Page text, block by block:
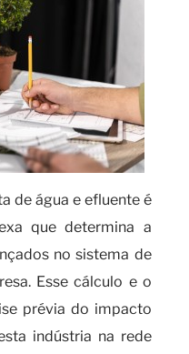
de água e efluente é
que determina a
no sistema de
Esse cálculo e o
prévia do impacto
indústria na rede